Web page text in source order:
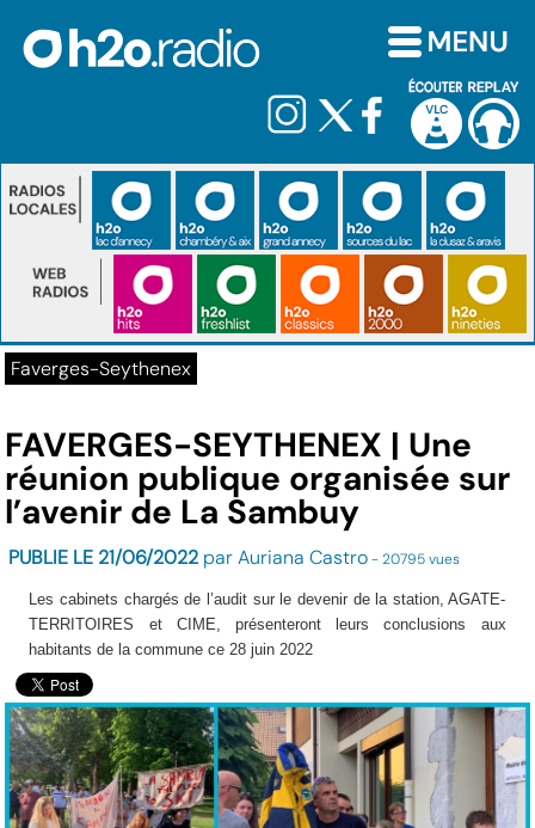
Faverges-Seythenex
FAVERGES-SEYTHENEX | Une
réunion publique organisée sur
l’avenir de La Sambuy
PUBLIE LE 21/06/2022 par Auriana Castro- 20795 vues
Les cabinets chargés de l’audit sur le devenir de la station, AGATE-
TERRITOIRES et CIME, présenteront leurs conclusions aux
habitants de la commune ce 28 juin 2022